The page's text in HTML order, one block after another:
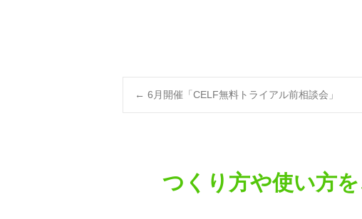
Post
← 6月開催「CELF無料トライアル前相談会」
つくり方や使い方